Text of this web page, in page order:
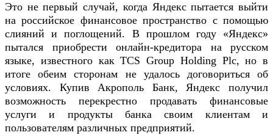
Это не первый случай, когда Яндекс пытается выйти
на российское финансовое пространство с помощью
слияний и поглощений. В прошлом году «Яндекс»
пытался приобрести онлайн-кредитора на русском
языке, известного как TCS Group Holding Plc, но в
итоге обеим сторонам не удалось договориться об
условиях. Купив Акрополь Банк, Яндекс получил
возможность перекрестно продавать финансовые
услуги и продукты банка своим клиентам и
пользователям различных предприятий.